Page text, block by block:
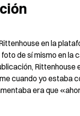
en la
de sí mismo en
cuando yo estaba
era que